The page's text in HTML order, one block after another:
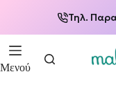
Τηλ.
Μενού